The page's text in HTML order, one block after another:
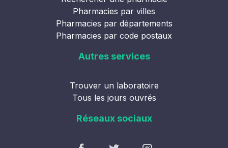
Pharmacies par villes
Pharmacies par départements
Pharmacies par code postaux
Autres services
Trouver un laboratoire
Tous les jours ouvrés
Réseaux sociaux